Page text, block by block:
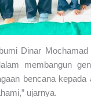
Dinar
membangun
bencana
ujarnya.